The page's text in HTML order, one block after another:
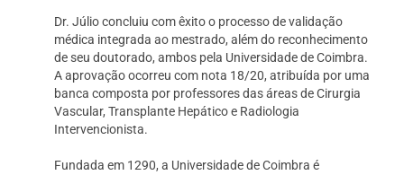
Dr. Júlio concluiu com êxito o processo de validação
médica integrada ao mestrado, além do reconhecimento
de seu doutorado, ambos pela Universidade de Coimbra.
A aprovação ocorreu com nota 18/20, atribuída por uma
banca composta por professores das áreas de Cirurgia
Vascular, Transplante Hepático e Radiologia
Intervencionista.
Fundada em 1290, a Universidade de Coimbra é